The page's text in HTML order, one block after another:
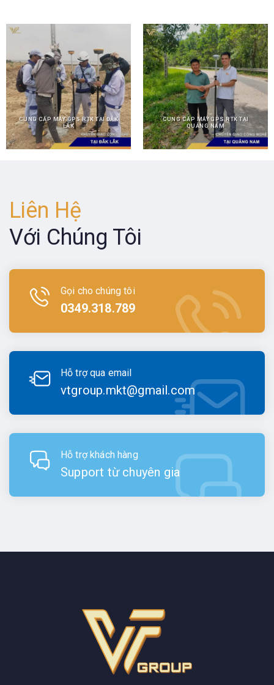
CUNG CẤP MÁY GPS RTK TẠI ĐẮK
LẮK
CUNG CẤP MÁY GPS RTK TẠI
QUẢNG NAM
Liên Hệ
Với Chúng Tôi
Gọi cho chúng tôi
0349.318.789
Hỗ trợ qua email
vtgroup.mkt@gmail.com
Hỗ trợ khách hàng
Support từ chuyên gia